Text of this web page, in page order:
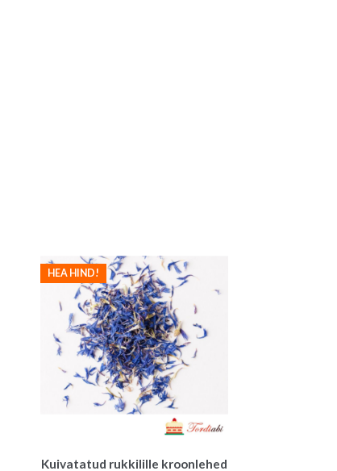
Kuivatatud rukkilille kroonlehed
HEA HIND!